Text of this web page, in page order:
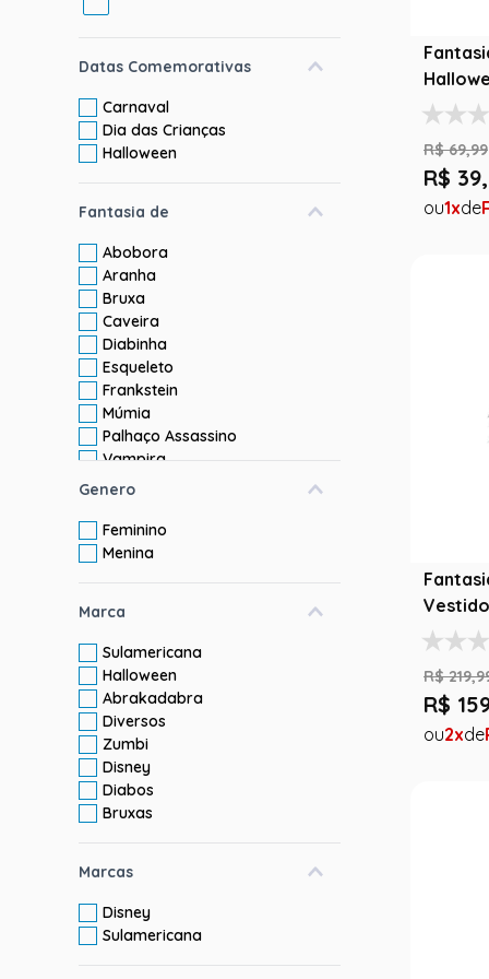
Datas Comemorativas
Carnaval
Dia das Crianças
Halloween
Fantasia de
Abobora
Aranha
Bruxa
Caveira
Diabinha
Esqueleto
Frankstein
Múmia
Palhaço Assassino
Vampira
Genero
Feminino
Menina
Marca
Sulamericana
Halloween
Abrakadabra
Diversos
Zumbi
Disney
Diabos
Bruxas
Marcas
Disney
Sulamericana
Tutu
R$ 69,99
R$ 39,
1
R$ 219,
R$
2